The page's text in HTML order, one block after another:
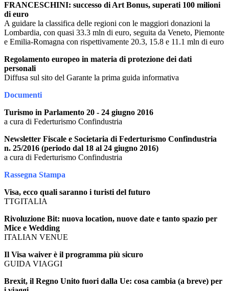
FRANCESCHINI: successo di Art Bonus, superati 100 milioni
di euro
A guidare la classifica delle regioni con le maggiori donazioni la
Lombardia, con quasi 33.3 mln di euro, seguita da Veneto, Piemonte
e Emilia-Romagna con rispettivamente 20.3, 15.8 e 11.1 mln di euro
Regolamento europeo in materia di protezione dei dati
personali
Diffusa sul sito del Garante la prima guida informativa
Documenti
Turismo in Parlamento 20 - 24 giugno 2016
a cura di Federturismo Confindustria
Newsletter Fiscale e Societaria di Federturismo Confindustria
n. 25/2016 (periodo dal 18 al 24 giugno 2016)
a cura di Federturismo Confindustria
Rassegna Stampa
Visa, ecco quali saranno i turisti del futuro
TTGITALIA
Rivoluzione Bit: nuova location, nuove date e tanto spazio per
Mice e Wedding
ITALIAN VENUE
Il Visa waiver è il programma più sicuro
GUIDA VIAGGI
Brexit, il Regno Unito fuori dalla Ue: cosa cambia (a breve) per